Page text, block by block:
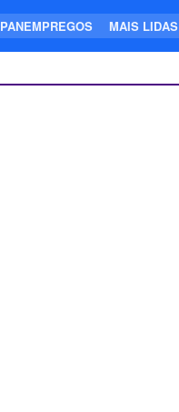
PANEMPREGOS MAIS LIDAS